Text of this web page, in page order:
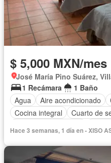
$ 5,000 MXN/mes
José María Pino Suárez,
1 Recámara
1 Baño
Agua
Aire acondicionado
Cocina integral
Cuarto de
Hace 3 semanas, 1 día en - XISO